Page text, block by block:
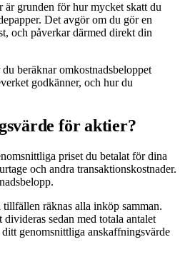
grunden för hur mycket skatt du
Det avgör om du gör en
och påverkar därmed direkt din
beräknar omkostnadsbeloppet
godkänner, och hur du
för aktier?
priset du betalat för dina
och andra transaktionskostnader.
räknas alla inköp samman.
sedan med totala antalet
genomsnittliga anskaffningsvärde